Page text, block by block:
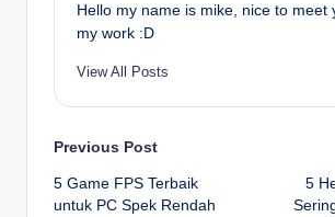
Hello my name is mike, nice to meet
my work :D
View All Posts
Post
navigation
Previous Post
5 Game FPS Terbaik
untuk PC Spek Rendah
5